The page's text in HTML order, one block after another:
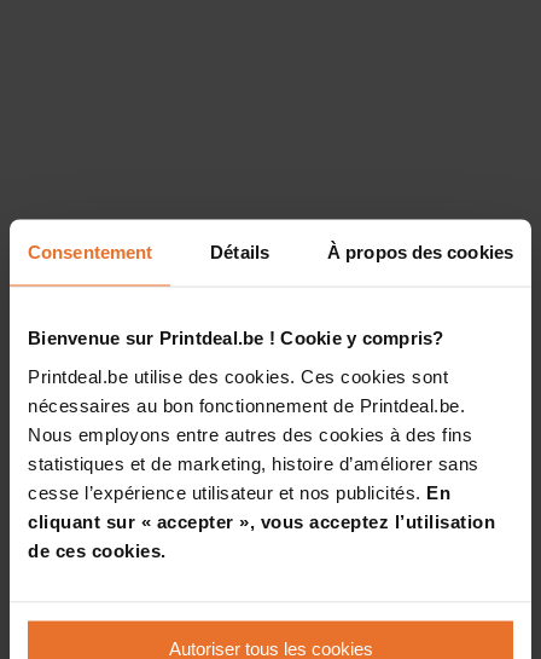
Consentement Détails À propos des cookies
Bienvenue sur Printdeal.be ! Cookie y compris?
Printdeal.be utilise des cookies. Ces cookies sont
nécessaires au bon fonctionnement de Printdeal.be.
Nous employons entre autres des cookies à des fins
statistiques et de marketing, histoire d’améliorer sans
cesse l’expérience utilisateur et nos publicités. En
cliquant sur « accepter », vous acceptez l’utilisation
de ces cookies.
Autoriser tous les cookies